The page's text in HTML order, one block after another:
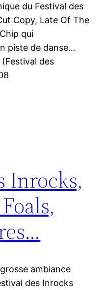
du Festival des
Copy, Late Of The
qui
piste de danse…
des
Inrocks,
ambiance
des Inrocks